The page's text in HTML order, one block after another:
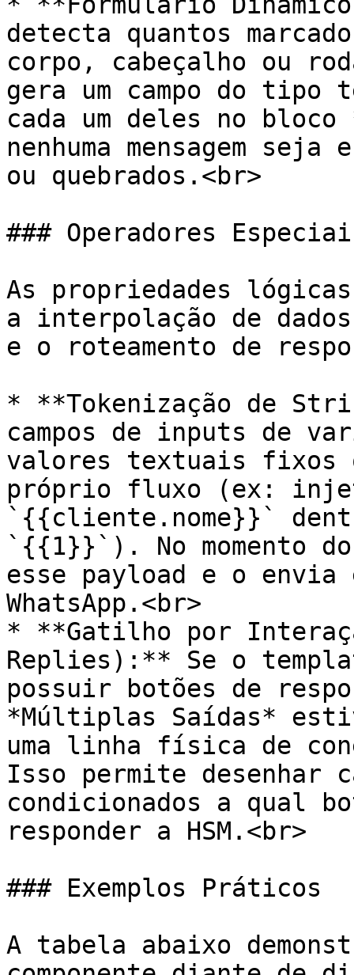
detecta quantos
corpo, cabeçalho ou
gera um campo do
cada um deles no
nenhuma mensagem
ou quebrados.<br>
### Operadores
As propriedades lógicas
a interpolação de
e o roteamento de
* **Tokenização de
campos de inputs de
valores textuais fixos
próprio fluxo (ex:
`{{cliente.nome}}`
`{{1}}`). No momento
esse payload e o
WhatsApp.<br>
* **Gatilho por
Replies):** Se o
possuir botões de
*Múltiplas Saídas*
uma linha física de
Isso permite desenhar
condicionados a qual
responder a HSM.<br>
### Exemplos Práticos
A tabela abaixo